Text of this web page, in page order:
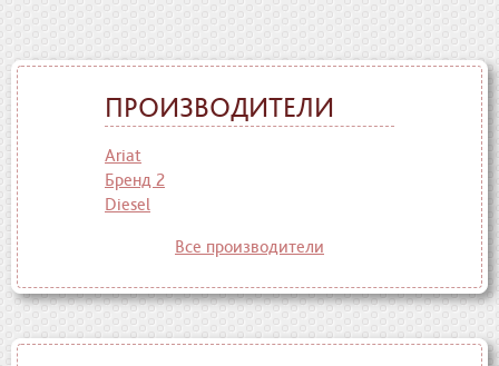
ПРОИЗВОДИТЕЛИ
Ariat
Бренд 2
Diesel
Все производители